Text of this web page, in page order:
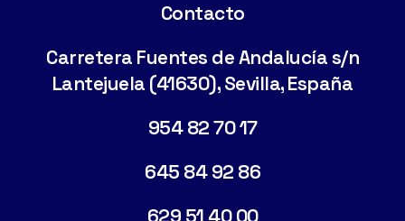
Contacto
Carretera Fuentes de Andalucía s/n
Lantejuela (41630), Sevilla, España
954 82 70 17
645 84 92 86